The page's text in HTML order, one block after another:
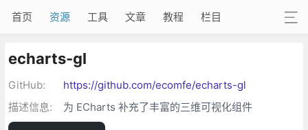
首页 资源 工具 文章 教程 栏目
echarts-gl
GitHub:
https://github.com/ecomfe/echarts-gl
描述信息:
为 ECharts 补充了丰富的三维可视化组件